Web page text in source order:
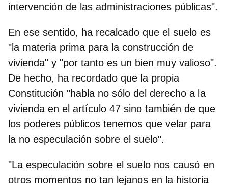
intervención de las administraciones públicas".
En ese sentido, ha recalcado que el suelo es
"la materia prima para la construcción de
vivienda" y "por tanto es un bien muy valioso".
De hecho, ha recordado que la propia
Constitución "habla no sólo del derecho a la
vivienda en el artículo 47 sino también de que
los poderes públicos tenemos que velar para
la no especulación sobre el suelo".
"La especulación sobre el suelo nos causó en
otros momentos no tan lejanos en la historia